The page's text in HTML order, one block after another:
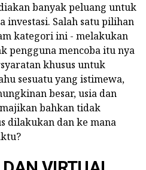
banyak peluang untuk
investasi. Salah satu pilihan
kategori ini - melakukan
pengguna mencoba itu nya
khusus untuk
sesuatu yang istimewa,
besar, usia dan
bahkan tidak
dilakukan dan ke mana